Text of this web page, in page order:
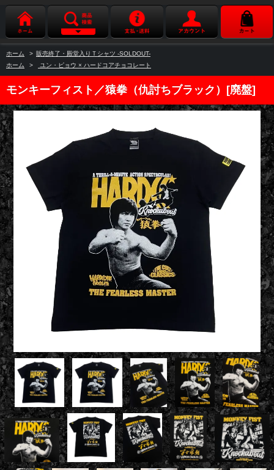
ホーム > 販売終了・殿堂入りＴシャツ -SOLDOUT-
ホーム
> ユン・ピョウ × ハードコアチョコレート
モンキーフィスト／猿拳（仇討ちブラック）[廃盤]